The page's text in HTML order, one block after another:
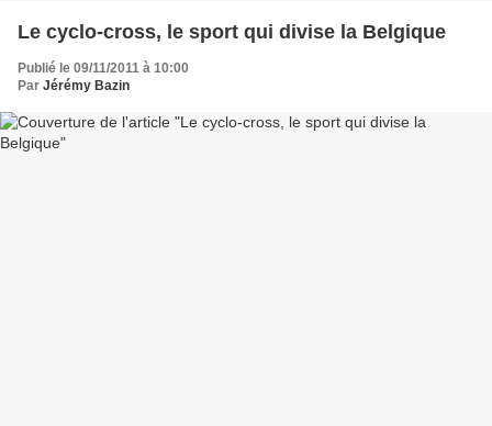
Le cyclo-cross, le sport qui divise la Belgique
Publié le 09/11/2011 à 10:00
Par Jérémy Bazin